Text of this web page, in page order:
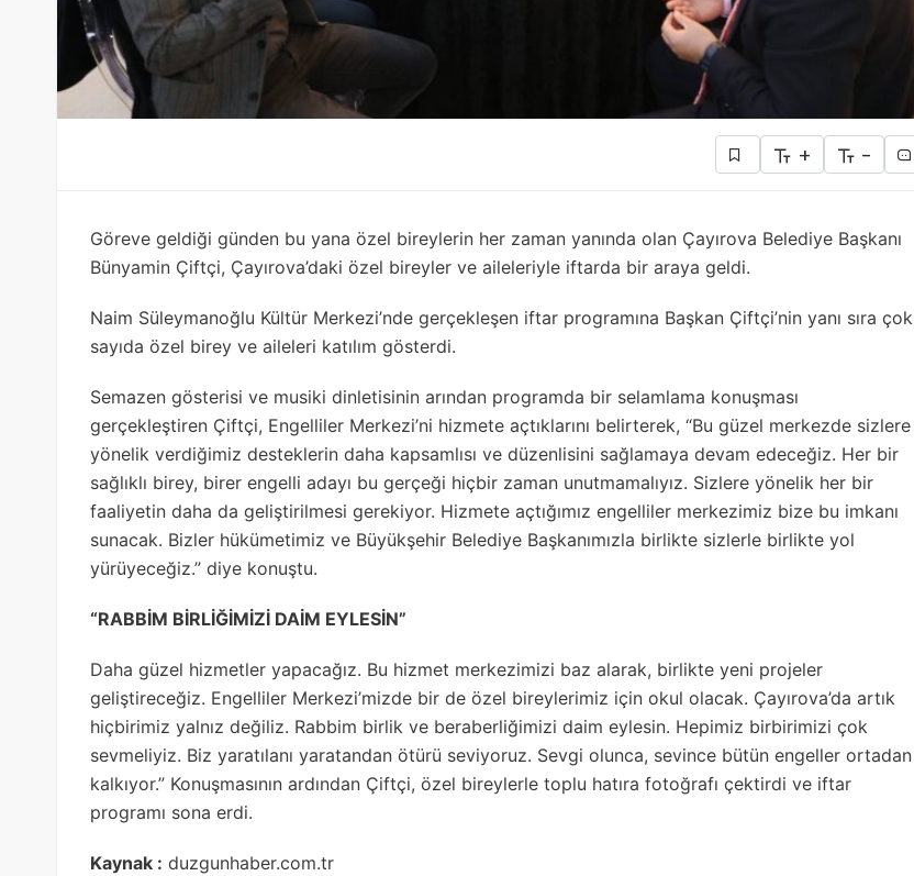
+ -
Göreve geldiği günden bu yana özel bireylerin her zaman yanında olan Çayırova Belediye Başkanı
Bünyamin Çiftçi, Çayırova’daki özel bireyler ve aileleriyle iftarda bir araya geldi.
Naim Süleymanoğlu Kültür Merkezi’nde gerçekleşen iftar programına Başkan Çiftçi’nin yanı sıra çok
sayıda özel birey ve aileleri katılım gösterdi.
Semazen gösterisi ve musiki dinletisinin arından programda bir selamlama konuşması
gerçekleştiren Çiftçi, Engelliler Merkezi’ni hizmete açtıklarını belirterek, “Bu güzel merkezde sizlere
yönelik verdiğimiz desteklerin daha kapsamlısı ve düzenlisini sağlamaya devam edeceğiz. Her bir
sağlıklı birey, birer engelli adayı bu gerçeği hiçbir zaman unutmamalıyız. Sizlere yönelik her bir
faaliyetin daha da geliştirilmesi gerekiyor. Hizmete açtığımız engelliler merkezimiz bize bu imkanı
sunacak. Bizler hükümetimiz ve Büyükşehir Belediye Başkanımızla birlikte sizlerle birlikte yol
yürüyeceğiz.” diye konuştu.
“RABBİM BİRLİĞİMİZİ DAİM EYLESİN”
Daha güzel hizmetler yapacağız. Bu hizmet merkezimizi baz alarak, birlikte yeni projeler
geliştireceğiz. Engelliler Merkezi’mizde bir de özel bireylerimiz için okul olacak. Çayırova’da artık
hiçbirimiz yalnız değiliz. Rabbim birlik ve beraberliğimizi daim eylesin. Hepimiz birbirimizi çok
sevmeliyiz. Biz yaratılanı yaratandan ötürü seviyoruz. Sevgi olunca, sevince bütün engeller ortadan
kalkıyor.” Konuşmasının ardından Çiftçi, özel bireylerle toplu hatıra fotoğrafı çektirdi ve iftar
programı sona erdi.
Kaynak : duzgunhaber.com.tr